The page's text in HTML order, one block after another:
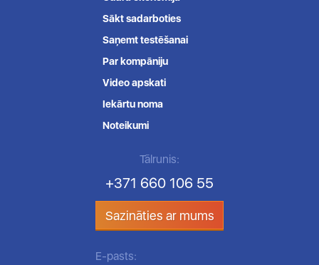
Sākt sadarboties
Saņemt testēšanai
Par kompāniju
Video apskati
Iekārtu noma
Noteikumi
Tālrunis:
+371 660 106 55
Sazināties ar mums
E-pasts: